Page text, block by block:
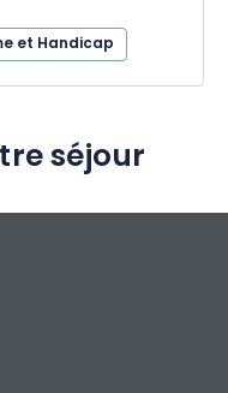
et Handicap
séjour